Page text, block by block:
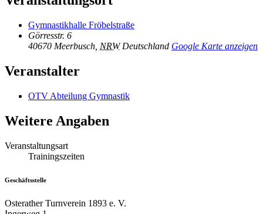
Gymnastikhalle Fröbelstraße
Görresstr. 6
40670 Meerbusch NRW Deutschland Google Karte anzeigen
Veranstalter
OTV Abteilung Gymnastik
Weitere Angaben
Veranstaltungsart
Trainingszeiten
Geschäftsstelle
Osterather Turnverein 1893 e. V.